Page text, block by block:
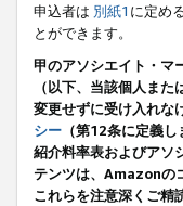
申込者は 別紙1 に定め
とができます。
甲のアソシエイト・マ
（以下、当該個人ま
変更せずに受け入れな
シー （第12条に定義
紹介料率表およびアソ
テンツは、Amazonの
これらを注意深くご精